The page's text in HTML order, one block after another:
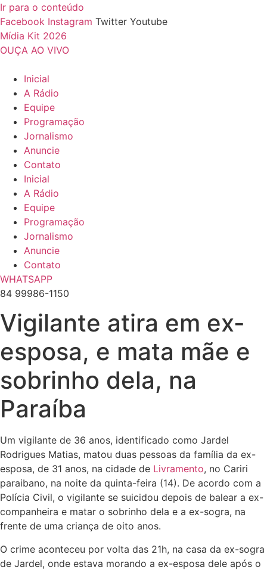
Ir para o conteúdo
Facebook Instagram Twitter Youtube
Mídia Kit 2026
OUÇA AO VIVO
Inicial
A Rádio
Equipe
Programação
Jornalismo
Anuncie
Contato
Inicial
A Rádio
Equipe
Programação
Jornalismo
Anuncie
Contato
WHATSAPP
84 99986-1150
Vigilante atira em ex-
esposa, e mata mãe e
sobrinho dela, na
Paraíba
Um vigilante de 36 anos, identificado como Jardel
Rodrigues Matias, matou duas pessoas da família da ex-
esposa, de 31 anos, na cidade de Livramento, no Cariri
paraibano, na noite da quinta-feira (14). De acordo com a
Polícia Civil, o vigilante se suicidou depois de balear a ex-
companheira e matar o sobrinho dela e a ex-sogra, na
frente de uma criança de oito anos.
O crime aconteceu por volta das 21h, na casa da ex-sogra
de Jardel, onde estava morando a ex-esposa dele após o